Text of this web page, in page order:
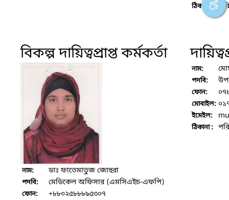
ঠিকানা :
বিকল্প দায়িত্বপ্রাপ্ত কর্মকর্তা
নাম: ডাঃ ফাতেমাতুজ জোহুরা
পদবি: মেডিকেল অফিসার (এমসিএইচ-এফপি)
ফোন: +৮৮০২৫৮৮৮৯৫৩০৭
নাম:
পদবি:
ফোন:
মোবাইল:
ইমেইল:
ঠিকানা :